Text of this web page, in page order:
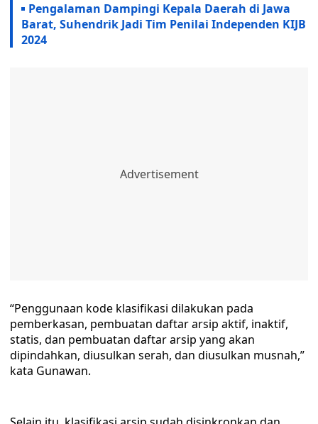
Pengalaman Dampingi Kepala Daerah di Jawa
Barat, Suhendrik Jadi Tim Penilai Independen KIJB
2024
“Penggunaan kode klasifikasi dilakukan pada
pemberkasan, pembuatan daftar arsip aktif, inaktif,
statis, dan pembuatan daftar arsip yang akan
dipindahkan, diusulkan serah, dan diusulkan musnah,”
kata Gunawan.